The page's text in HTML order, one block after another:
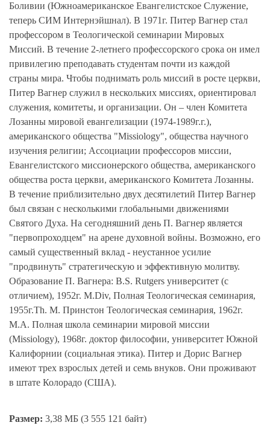
Боливии (Южноамериканское Евангелистское Служение,
теперь СИМ Интернэйшнал). В 1971г. Питер Вагнер стал
профессором в Теологической семинарии Мировых
Миссий. В течение 2-летнего профессорского срока он имел
привилегию преподавать студентам почти из каждой
страны мира. Чтобы поднимать роль миссий в росте церкви,
Питер Вагнер служил в нескольких миссиях, ориентировал
служения, комитеты, и организации. Он – член Комитета
Лозанны мировой евангелизации (1974-1989г.г.),
американского общества "Missiology", общества научного
изучения религии; Ассоциации профессоров миссии,
Евангелистского миссионерского общества, американского
общества роста церкви, американского Комитета Лозанны.
В течение приблизительно двух десятилетий Питер Вагнер
был связан с несколькими глобальными движениями
Святого Духа. На сегодняшний день П. Вагнер является
"первопроходцем" на арене духовной войны. Возможно, его
самый существенный вклад - неустанное усилие
"продвинуть" стратегическую и эффективную молитву.
Образование П. Вагнера: B.S. Rutgers университет (с
отличием), 1952г. M.Div, Полная Теологическая семинария,
1955г.Th. М. Принстон Теологическая семинария, 1962г.
M.A. Полная школа семинарии мировой миссии
(Missiology), 1968г. доктор философии, университет Южной
Калифорнии (социальная этика). Питер и Дорис Вагнер
имеют трех взрослых детей и семь внуков. Они проживают
в штате Колорадо (США).
Размер: 3,38 МБ (3 555 121 байт)